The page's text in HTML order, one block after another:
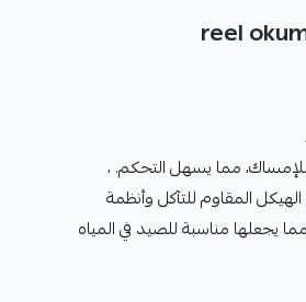
reel
مما يسهل التحكم. ،
المقاوم للتآكل وأنظمة
يجعلها مناسبة للصيد في المياه